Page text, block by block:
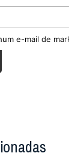
e-mail de